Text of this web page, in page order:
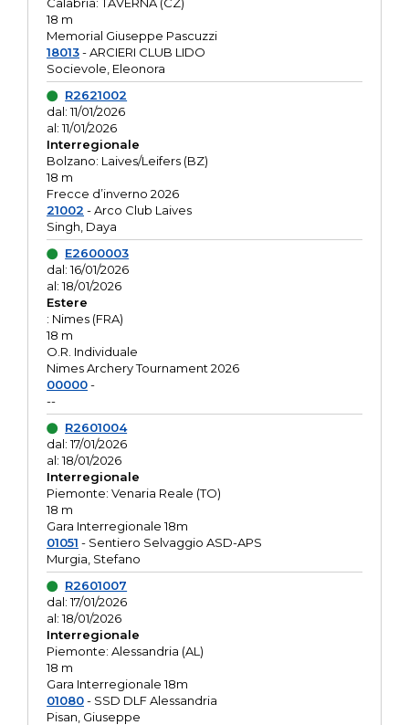
18 m
Memorial Giuseppe Pascuzzi
18013- ARCIERI CLUB LIDO
Socievole, Eleonora
R2621002
dal: 11/01/2026
al: 11/01/2026
Interregionale
Bolzano: Laives/Leifers (BZ)
18 m
Frecce d’inverno 2026
21002 - Arco Club Laives
Singh, Daya
E2600003
dal: 16/01/2026
al: 18/01/2026
Estere
: Nimes (FRA)
18 m
O.R. Individuale
Nimes Archery Tournament 2026
00000-
--
R2601004
dal: 17/01/2026
al: 18/01/2026
Interregionale
Piemonte: Venaria Reale (TO)
18 m
Gara Interregionale 18m
01051 - Sentiero Selvaggio ASD-APS
Murgia, Stefano
R2601007
dal: 17/01/2026
al: 18/01/2026
Interregionale
Piemonte: Alessandria (AL)
18 m
Gara Interregionale 18m
01080- SSD DLF Alessandria
Pisan, Giuseppe